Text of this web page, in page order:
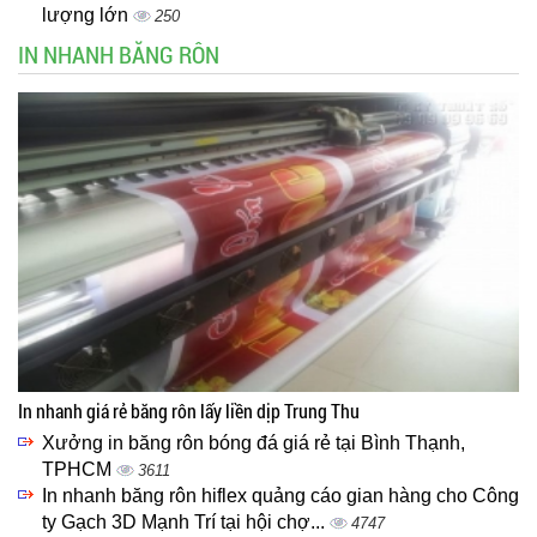
lượng lớn 250
IN NHANH BĂNG RÔN
In nhanh giá rẻ băng rôn lấy liền dịp Trung Thu
Xưởng in băng rôn bóng đá giá rẻ tại Bình Thạnh,
TPHCM
3611
In nhanh băng rôn hiflex quảng cáo gian hàng cho Công
ty Gạch 3D Mạnh Trí tại hội chợ...
4747